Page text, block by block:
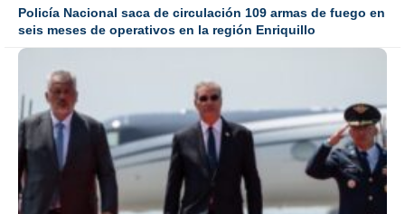
Policía Nacional saca de circulación 109 armas de fuego en
seis meses de operativos en la región Enriquillo